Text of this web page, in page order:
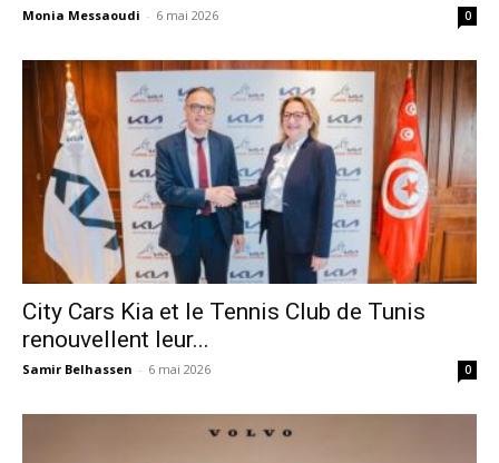
Monia Messaoudi - 6 mai 2026 0
City Cars Kia et le Tennis Club de Tunis
renouvellent leur...
Samir Belhassen - 6 mai 2026 0